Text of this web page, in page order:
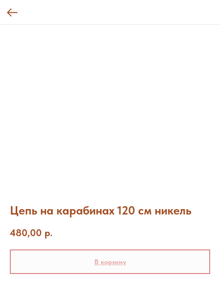
Цепь на карабинах 120 см никель
480,00 р.
В корзину